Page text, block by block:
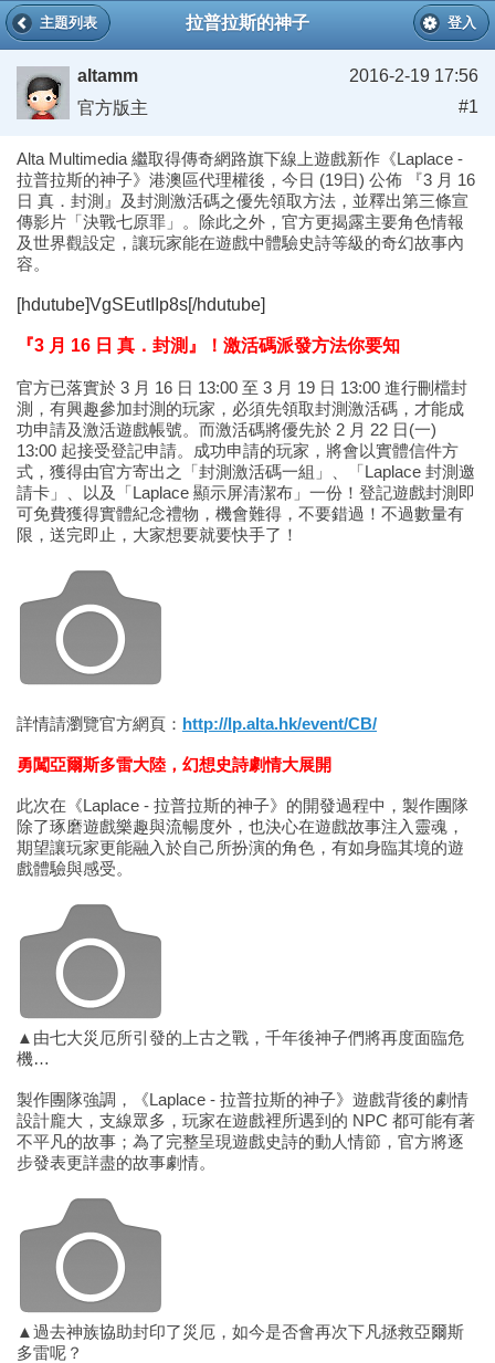
拉普拉斯的神子
主題列表 登入
altamm
官方版主
2016-2-19 17:56
#1
Alta Multimedia 繼取得傳奇網路旗下線上遊戲新作《Laplace -
拉普拉斯的神子》港澳區代理權後，今日 (19日) 公佈 『3 月 16
日 真．封測』及封測激活碼之優先領取方法，並釋出第三條宣
傳影片「決戰七原罪」。除此之外，官方更揭露主要角色情報
及世界觀設定，讓玩家能在遊戲中體驗史詩等級的奇幻故事內
容。
[hdutube]VgSEutIIp8s[/hdutube]
『3 月 16 日 真．封測』！激活碼派發方法你要知
官方已落實於 3 月 16 日 13:00 至 3 月 19 日 13:00 進行刪檔封
測，有興趣參加封測的玩家，必須先領取封測激活碼，才能成
功申請及激活遊戲帳號。而激活碼將優先於 2 月 22 日(一)
13:00 起接受登記申請。成功申請的玩家，將會以實體信件方
式，獲得由官方寄出之「封測激活碼一組」、「Laplace 封測邀
請卡」、以及「Laplace 顯示屏清潔布」一份！登記遊戲封測即
可免費獲得實體紀念禮物，機會難得，不要錯過！不過數量有
限，送完即止，大家想要就要快手了！
詳情請瀏覽官方網頁： http://lp.alta.hk/event/CB/
勇闖亞爾斯多雷大陸，幻想史詩劇情大展開
此次在《Laplace - 拉普拉斯的神子》的開發過程中，製作團隊
除了琢磨遊戲樂趣與流暢度外，也決心在遊戲故事注入靈魂，
期望讓玩家更能融入於自己所扮演的角色，有如身臨其境的遊
戲體驗與感受。
▲由七大災厄所引發的上古之戰，千年後神子們將再度面臨危
機…
製作團隊強調，《Laplace - 拉普拉斯的神子》遊戲背後的劇情
設計龐大，支線眾多，玩家在遊戲裡所遇到的 NPC 都可能有著
不平凡的故事；為了完整呈現遊戲史詩的動人情節，官方將逐
步發表更詳盡的故事劇情。
▲過去神族協助封印了災厄，如今是否會再次下凡拯救亞爾斯
多雷呢？